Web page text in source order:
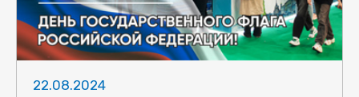
22.08.2024